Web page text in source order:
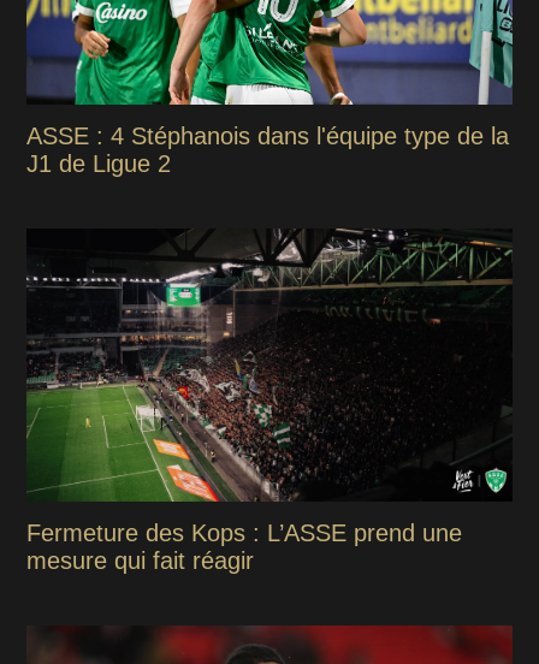
ASSE : 4 Stéphanois dans l'équipe type de la
J1 de Ligue 2
Fermeture des Kops : L’ASSE prend une
mesure qui fait réagir